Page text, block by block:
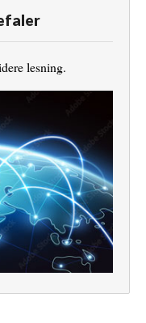
lesning.